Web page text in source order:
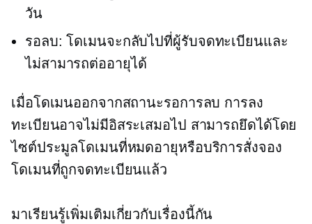
วัน
รอลบ: โดเมนจะกลับไปที่ผู้รับจดทะเบียนและ
ไม่สามารถต่ออายุได้
เมื่อโดเมนออกจากสถานะรอการลบ การลง
ทะเบียนอาจไม่มีอิสระเสมอไป สามารถยึดได้โดย
ไซต์ประมูลโดเมนที่หมดอายุหรือบริการสั่งจอง
โดเมนที่ถูกจดทะเบียนแล้ว
มาเรียนรู้เพิ่มเติมเกี่ยวกับเรื่องนี้กัน